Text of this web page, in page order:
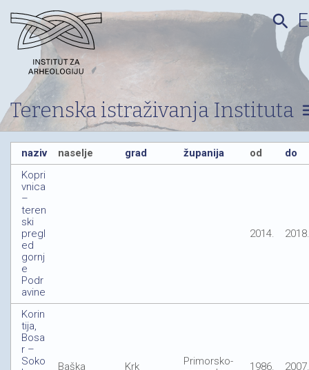
Terenska istraživanja Instituta
search
naziv naselje grad županija od
do
Kopri
vnica
–
teren
ski
pregl
ed
gornj
e
Podr
avine
2014. 2018.
Korin
tija,
Bosa
r –
Soko
Baška Krk
Primorsko-
1986. 2007.